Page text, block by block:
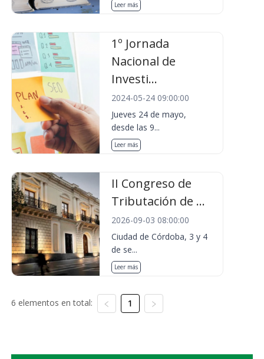
Leer más
1º Jornada
Nacional de
Investi...
2024-05-24 09:00:00
Jueves 24 de mayo,
desde las 9...
Leer más
II Congreso de
Tributación de ...
2026-09-03 08:00:00
Ciudad de Córdoba, 3 y 4
de se...
Leer más
6 elementos en total: 1